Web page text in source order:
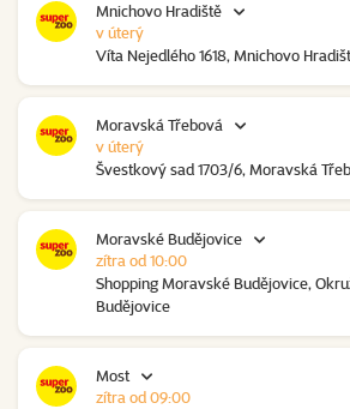
Mnichovo Hradiště
Víta Nejedlého 1618, Mnichovo
v úterý
Moravská Třebová
Švestkový sad 1703/6, Moravská
v úterý
Moravské Budějovice
Shopping Moravské Budějovice,
Budějovice
zítra od 10:00
Most
zítra od 09:00